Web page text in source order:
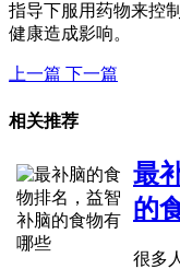
指导下服用药物来控
健康造成影响。
上一篇 下一篇
相关推荐
最
的
很多